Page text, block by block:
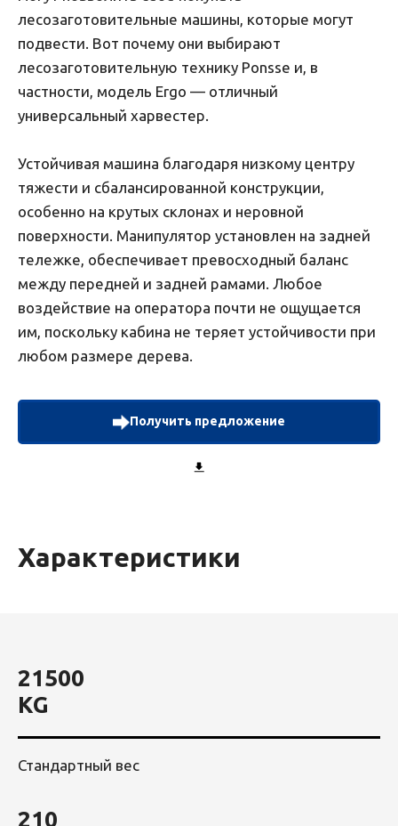
лесозаготовительные машины, которые могут
подвести. Вот почему они выбирают
лесозаготовительную технику Ponsse и, в
частности, модель Ergo — отличный
универсальный харвестер.
Устойчивая машина благодаря низкому центру
тяжести и сбалансированной конструкции,
особенно на крутых склонах и неровной
поверхности. Манипулятор установлен на задней
тележке, обеспечивает превосходный баланс
между передней и задней рамами. Любое
воздействие на оператора почти не ощущается
им, поскольку кабина не теряет устойчивости при
любом размере дерева.
Получить предложение
Характеристики
21500
KG
Стандартный вес
210